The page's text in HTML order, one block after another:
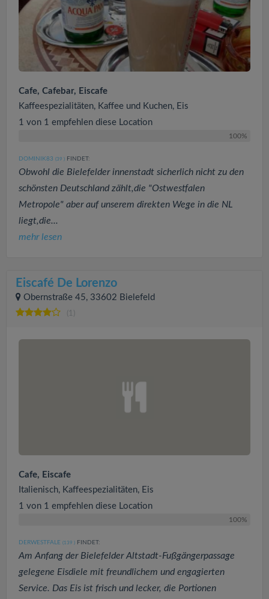
Cafe, Cafebar, Eiscafe
Kaffeespezialitäten, Kaffee und Kuchen, Eis
1 von 1 empfehlen diese Location
100%
DOMINIK83 (39 ) FINDET:
Obwohl die Bielefelder innenstadt sicherlich nicht zu den
schönsten Deutschland zählt,die "Ostwestfalen
Metropole" aber auf unserem direkten Wege in die NL
liegt,die...
mehr lesen
Eiscafé De Lorenzo
Obernstraße 45, 33602 Bielefeld
(1)
Cafe, Eiscafe
Italienisch, Kaffeespezialitäten, Eis
1 von 1 empfehlen diese Location
100%
DERWESTFALE (139 ) FINDET:
Am Anfang der Bielefelder Altstadt-Fußgängerpassage
gelegene Eisdiele mit freundlichem und engagierten
Service. Das Eis ist frisch und lecker, die Portionen